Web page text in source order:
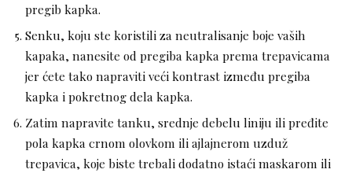
pregib kapka.
Senku, koju ste koristili za neutralisanje boje vaših
kapaka, nanesite od pregiba kapka prema trepavicama
jer ćete tako napraviti veći kontrast između pregiba
kapka i pokretnog dela kapka.
Zatim napravite tanku, srednje debelu liniju ili pređite
pola kapka crnom olovkom ili ajlajnerom uzduž
trepavica, koje biste trebali dodatno istaći maskarom ili